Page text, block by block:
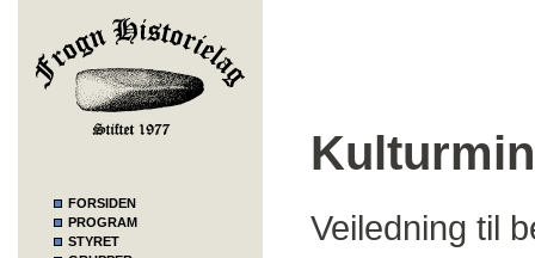
FORSIDEN
PROGRAM
STYRET
Veiledning til